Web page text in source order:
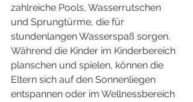
zahlreiche Pools, Wasserrutschen
und Sprungtürme, die für
stundenlangen Wasserspaß sorgen.
Während die Kinder im Kinderbereich
planschen und spielen, können die
Eltern sich auf den Sonnenliegen
entspannen oder im Wellnessbereich